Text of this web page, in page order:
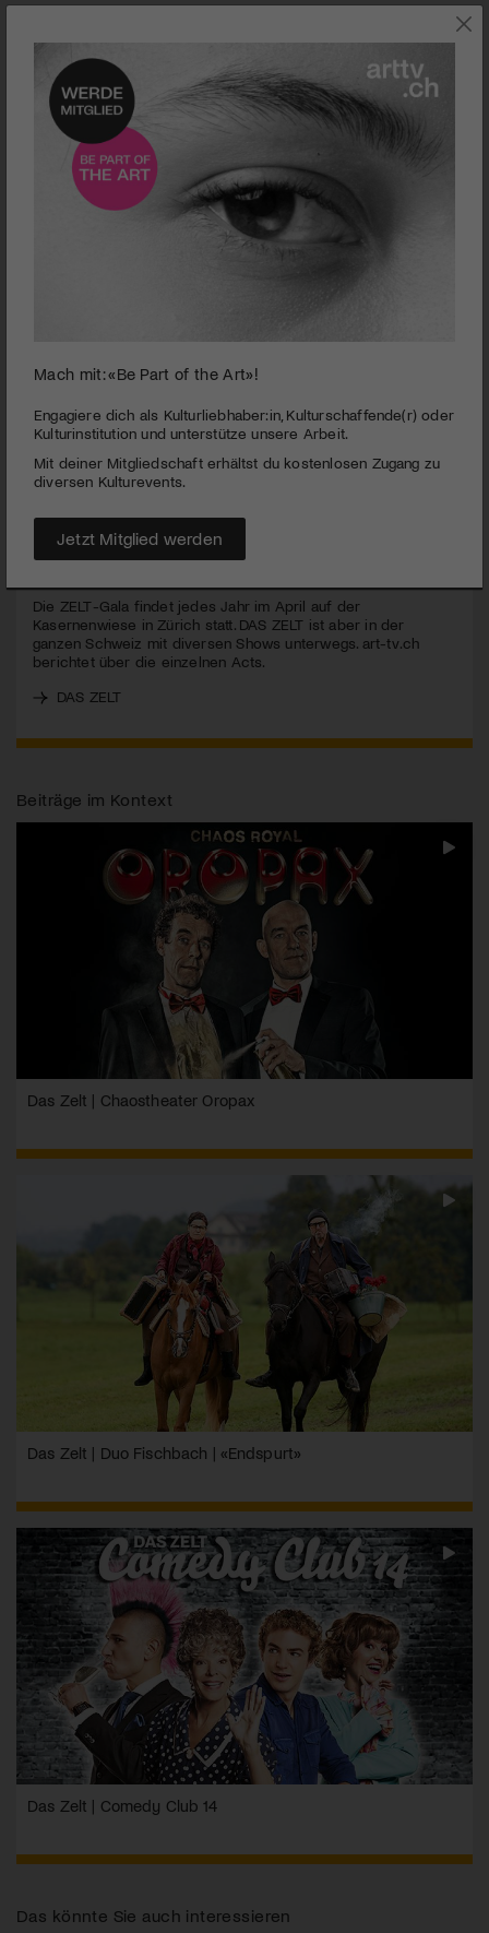
seconds
minutes,
seconds
DAS ZELT | Gala 2014
PUBLIZIERT AM 14. APRIL 2014
prominenten Gästen. art-tv.ch wollte wissen, was
Journalistinnen, Journalisten und TV-Teams an der
MEHR
Die ZELT-Gala findet jedes Jahr im April auf der
Kasernenwiese in Zürich statt. DAS ZELT ist aber in der
ganzen Schweiz mit diversen Shows unterwegs. art-tv.ch
berichtet über die einzelnen Acts.
DAS ZELT
Beiträge im Kontext
Das Zelt | Chaostheater Oropax
Das Zelt | Duo Fischbach | «Endspurt»
Das Zelt | Comedy Club 14
Das könnte Sie auch interessieren
Mach mit: «Be Part of the Art»!
Engagiere dich als Kulturliebhaber:in, Kulturschaffende(r) oder
Kulturinstitution und unterstütze unsere Arbeit.
Mit deiner Mitgliedschaft erhältst du kostenlosen Zugang zu
diversen Kulturevents.
Jetzt Mitglied werden